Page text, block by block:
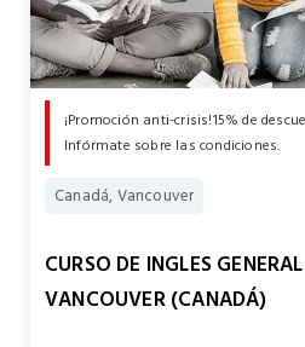
¡Promoción anti-crisis!15% de
Infórmate sobre las condiciones.
Canadá, Vancouver
CURSO DE INGLES
VANCOUVER (CANADÁ)